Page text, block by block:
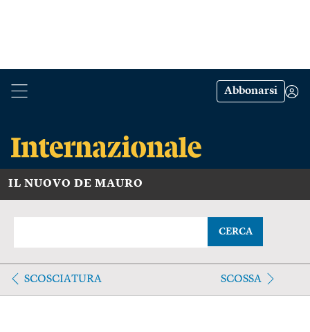
Abbonarsi
IL NUOVO DE MAURO
CERCA
SCOSCIATURA SCOSSA